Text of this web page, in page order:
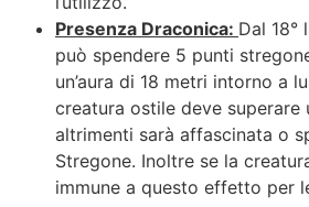
Presenza Draconica: Dal 18°
può spendere 5 punti
un’aura di 18 metri intorno a
creatura ostile deve superare
altrimenti sarà affascinata o
Stregone. Inoltre se la
immune a questo effetto per